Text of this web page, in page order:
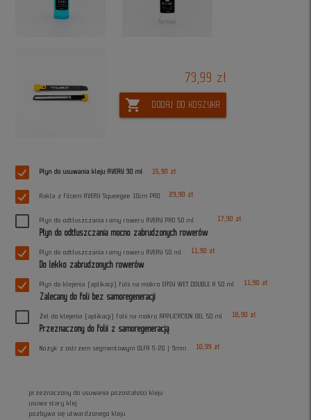
73,99 zł
shopping_cart DODAJ DO KOSZYKA
Płyn do usuwania kleju AVERY 30 ml 15,90 zł
Rakla z filcem AVERY Squeegee 10cm PRO 23,90 zł
Płyn do odtłuszczania ramy roweru AVERY PRO 50 ml
Płyn do odtłuszczania mocno zabrudzonych rowerów
17,90 zł
Płyn do odtłuszczania ramy roweru AVERY 50 ml
Do lekko zabrudzonych rowerów
11,90 zł
Płyn do klejenia (aplikacji) folii na mokro EASY WET DOUBLE A 50 ml
Zalecany do foli bez samoregeneracji
11,90 zł
Żel do klejenia (aplikacji) folii na mokro APPLICACION GEL 50 ml
Przeznaczony do folii z samoregeneracją
16,90 zł
Nożyk z ostrzem segmentowym OLFA S-20 | 9mm 10,39 zł
przeznaczony do usuwania pozostałości kleju
usuwa stary klej
pozbywa się utwardzonego kleju